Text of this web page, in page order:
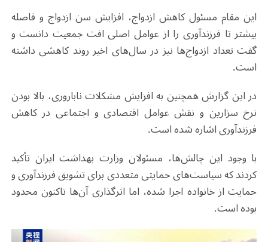
این مقام مسئول کاهش ازدواج، افزایش سن ازدواج و فاصله
بیشتر تا فرزندآوری را از عوامل اصلی افت جمعیت دانست و
گفت تعداد ازدواج‌ها نیز در سال‌های اخیر روند کاهشی داشته
است.
در این گزارش همچنین به افزایش مشکلات ناباروری، بالا بودن
نرخ سزارین و نقش عوامل اقتصادی و اجتماعی در کاهش
فرزندآوری اشاره شده است.
با وجود این چالش‌ها، مسئولان وزارت بهداشت ایران تأکید
کردند که سیاست‌های حمایتی متعددی برای تشویق فرزندآوری و
حمایت از خانواده اجرا شده، اما اثرگذاری آن‌ها تاکنون محدود
بوده است.